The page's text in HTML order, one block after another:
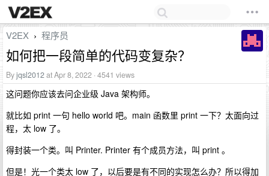
V2EX › 程序员
如何把一段简单的代码变复杂？
Byjqsl2012at Apr 8, 2022 · 4541 views
这问题你应该去问企业级 Java 架构师。
就比如 print 一句 hello world 吧。main 函数里 print 一下？太面向过
程，太 low 了。
得封装一个类。叫 Printer. Printer 有个成员方法，叫 print 。
但是！光一个类太 low 了，以后要是有不同的实现怎么办？所以得加